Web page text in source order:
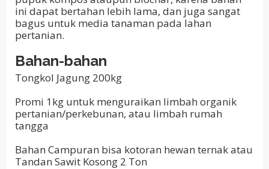
ini dapat bertahan lebih lama, dan juga sangat
bagus untuk media tanaman pada lahan
pertanian.
Bahan-bahan
Tongkol Jagung 200kg
Promi 1kg untuk menguraikan limbah organik
pertanian/perkebunan, atau limbah rumah
tangga
Bahan Campuran bisa kotoran hewan ternak atau
Tandan Sawit Kosong 2 Ton